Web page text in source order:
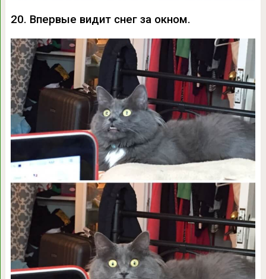
20. Впервые видит снег за окном.